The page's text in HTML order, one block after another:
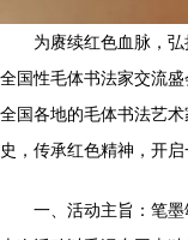
为赓续红色血脉，
全国性毛体书法家交流
全国各地的毛体书法艺
史，传承红色精神，开
一、活动主旨：笔